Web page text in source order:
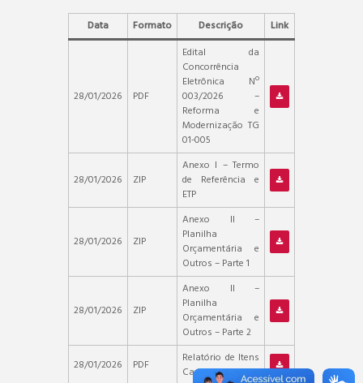
Data Formato Descrição Link
28/01/2026 PDF
Edital da
Concorrência
Eletrônica Nº
003/2026 –
Reforma e
Modernização TG
01-005
28/01/2026 ZIP
Anexo I – Termo
de Referência e
ETP
28/01/2026 ZIP
Anexo II –
Planilha
Orçamentária e
Outros – Parte 1
28/01/2026 ZIP
Anexo II –
Planilha
Orçamentária e
Outros – Parte 2
28/01/2026
PDF
Relatório de Itens
Cadastrados